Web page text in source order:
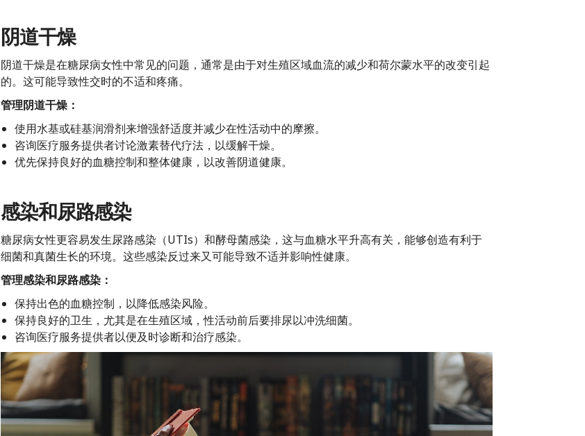
阴道干燥
阴道干燥是在糖尿病女性中常见的问题，通常是由于对生殖区域血流的减少和荷尔蒙水平的改变引起
的。这可能导致性交时的不适和疼痛。
管理阴道干燥：
使用水基或硅基润滑剂来增强舒适度并减少在性活动中的摩擦。
咨询医疗服务提供者讨论激素替代疗法，以缓解干燥。
优先保持良好的血糖控制和整体健康，以改善阴道健康。
感染和尿路感染
糖尿病女性更容易发生尿路感染（UTIs）和酵母菌感染，这与血糖水平升高有关，能够创造有利于
细菌和真菌生长的环境。这些感染反过来又可能导致不适并影响性健康。
管理感染和尿路感染：
保持出色的血糖控制，以降低感染风险。
保持良好的卫生，尤其是在生殖区域，性活动前后要排尿以冲洗细菌。
咨询医疗服务提供者以便及时诊断和治疗感染。